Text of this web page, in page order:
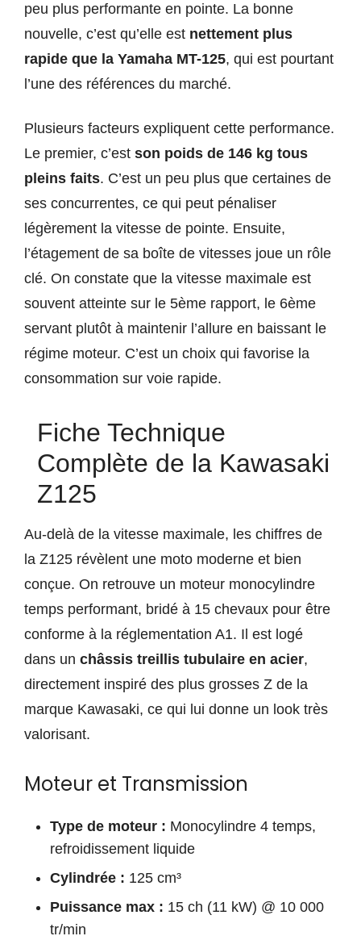
peu plus performante en pointe. La bonne
nouvelle, c’est qu’elle est nettement plus
rapide que la Yamaha MT-125, qui est pourtant
l’une des références du marché.
Plusieurs facteurs expliquent cette performance.
Le premier, c’est son poids de 146 kg tous
pleins faits. C’est un peu plus que certaines de
ses concurrentes, ce qui peut pénaliser
légèrement la vitesse de pointe. Ensuite,
l’étagement de sa boîte de vitesses joue un rôle
clé. On constate que la vitesse maximale est
souvent atteinte sur le 5ème rapport, le 6ème
servant plutôt à maintenir l’allure en baissant le
régime moteur. C’est un choix qui favorise la
consommation sur voie rapide.
Fiche Technique
Complète de la Kawasaki
Z125
Au-delà de la vitesse maximale, les chiffres de
la Z125 révèlent une moto moderne et bien
conçue. On retrouve un moteur monocylindre
temps performant, bridé à 15 chevaux pour être
conforme à la réglementation A1. Il est logé
dans un châssis treillis tubulaire en acier,
directement inspiré des plus grosses Z de la
marque Kawasaki, ce qui lui donne un look très
valorisant.
Moteur et Transmission
Type de moteur : Monocylindre 4 temps,
refroidissement liquide
Cylindrée : 125 cm³
Puissance max : 15 ch (11 kW) @ 10 000
tr/min